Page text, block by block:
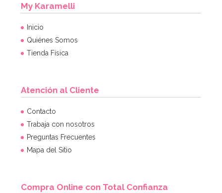
My Karamelli
Inicio
Quiénes Somos
Tienda Física
Atención al Cliente
Contacto
Trabaja con nosotros
Preguntas Frecuentes
Mapa del Sitio
Compra Online con Total Confianza